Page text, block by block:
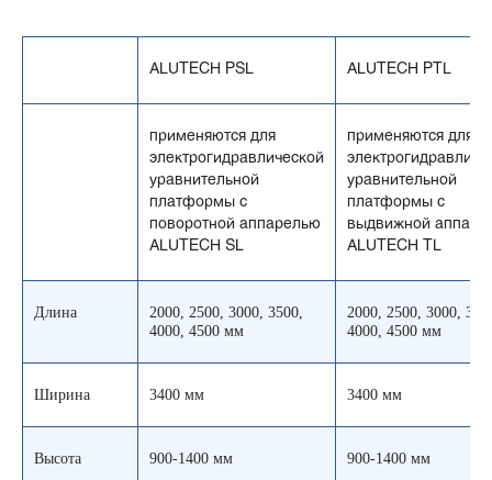
ALUTECH PSL ALUTECH PTL
применяются для
электрогидравлической
уравнительной
платформы с
поворотной аппарелью
ALUTECH SL
применяются для
уравнительной
платформы с
выдвижной
ALUTECH TL
Длина
2000, 2500, 3000, 3500,
4000, 4500 мм
2000, 2500, 3000,
4000, 4500 мм
Ширина 3400 мм 3400 мм
Высота 900-1400 мм 900-1400 мм